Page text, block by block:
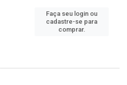
Faça seu login ou
cadastre-se para
comprar.